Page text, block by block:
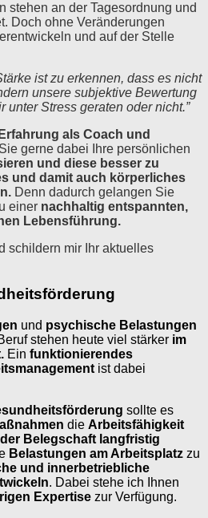
stehen an der Tagesordnung und
Doch ohne Veränderungen
und auf der Stelle
ist zu erkennen, dass es nicht
unsere subjektive Bewertung
unter Stress geraten oder nicht.”
als Coach und
gerne dabei Ihre persönlichen
und diese besser zu
und damit auch körperliches
Denn dadurch gelangen Sie
einer nachhaltig entspannten,
Lebensführung.
schildern mir Ihr aktuelles
und psychische Belastungen
stehen heute viel stärker im
Ein funktionierendes
ist dabei
sollte es
die Arbeitsfähigkeit
Belegschaft langfristig
Belastungen am Arbeitsplatz zu
und innerbetriebliche
. Dabei stehe ich Ihnen
Expertise zur Verfügung.